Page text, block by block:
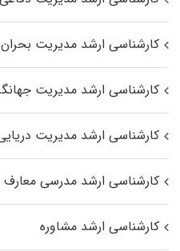
کارشناسی ارشد مدیریت بحران
کارشناسی ارشد مدیریت
کارشناسی ارشد مدیریت
کارشناسی ارشد مدرسی معارف
کارشناسی ارشد مشاوره